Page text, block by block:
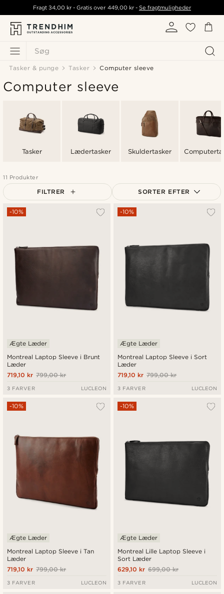
Søg
Fragt34,00 kr - Gratis over 449,00 kr- Se fragtmuligheder
Tasker & punge Tasker Computer sleeve
Computer sleeve
Tasker Lædertasker Skuldertasker
11 Produkter
FILTRER SORTER EFTER
Mest populære
Højeste pris
Montreal Laptop Sleeve i Brunt
Læder
-10%
Ægte Læder
799,00 kr
719,10 kr
3 FARVER LUCLEON
Montreal Laptop Sleeve i Sort
Læder
-10%
Ægte Læder
799,00 kr
719,10 kr
3 FARVER LUCLEON
Montreal Laptop Sleeve i Tan
Læder
-10%
Ægte Læder
799,00 kr
719,10 kr
3 FARVER LUCLEON
Montreal Lille Laptop Sleeve i
Sort Læder
-10%
Ægte Læder
699,00 kr
629,10 kr
3 FARVER LUCLEON